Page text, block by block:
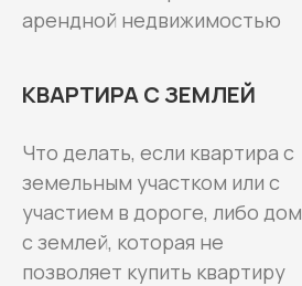
арендной недвижимостью
КВАРТИРА С ЗЕМЛЕЙ
Что делать, если квартира с
земельным участком или с
участием в дороге, либо дом
с землей, которая не
позволяет купить квартиру